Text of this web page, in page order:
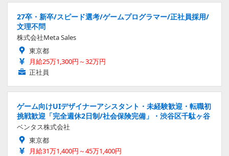
27卒・新卒/スピード選考/ゲームプログラマー/正社員採用/
文理不問
株式会社Meta Sales
東京都
月給25万1,300円～32万円
正社員
ゲーム向けUIデザイナーアシスタント・未経験歓迎・転職初
挑戦歓迎「完全週休2日制/社会保険完備」・渋谷区千駄ヶ谷
ベンタス株式会社
東京都
月給31万1,400円～45万1,400円